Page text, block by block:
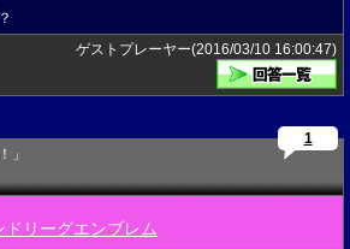
ゲストプレーヤー(2016/03/10 16:00:47)
」
1
ドリーグエンブレム